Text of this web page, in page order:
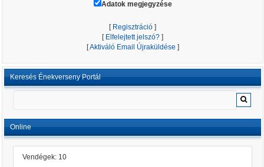
Adatok megjegyzése
[ Regisztráció ]
[ Elfelejtett jelszó? ]
[Aktiváló Email Újraküldése ]
Keresés Énekverseny Portál
Online
Vendégek: 10